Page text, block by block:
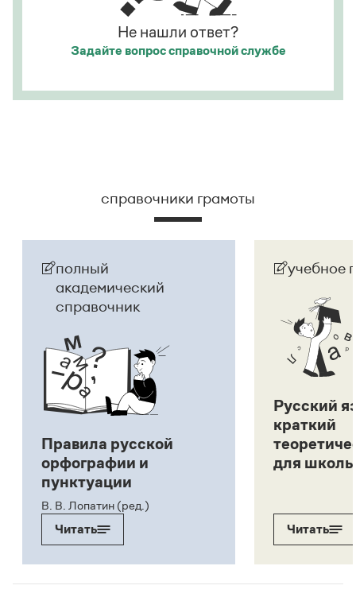
Не нашли ответ?
Задайте вопроссправочной службе
справочники грамоты
полный
академический
справочник
Правила русской
орфографии и
пунктуации
В. В. Лопатин (ред.)
Читать
учебное
Русский
краткий
для
Читать